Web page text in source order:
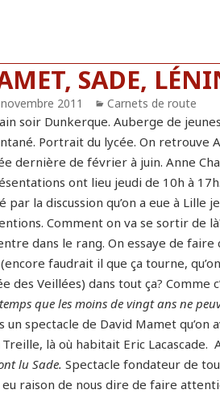
SADE,
2011 Catégories
Carnets de route
soir Dunkerque. Auberge de
Portrait du lycée. On retrouve
dernière de février à juin. Anne
ont lieu jeudi de 10h à
par la discussion qu’on a eue à
Comment on va se sortir de
dans le rang. On essaye de faire
faudrait il que ça tourne,
des Veillées) dans tout ça? Comme
que les moins de vingt ans ne
un spectacle de David Mamet qu’on
là où habitait Eric Lacascade.
lu Sade. Spectacle fondateur de
raison de nous dire de faire